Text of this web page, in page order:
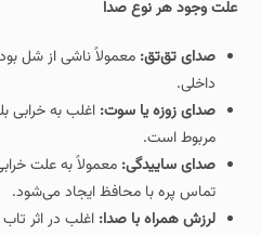
علت وجود هر نوع صدا
صدای تق‌تق: معمولاً ناشی از شل
داخلی.
صدای زوزه یا سوت: اغلب به خرابی
مربوط است.
صدای ساییدگی: معمولاً به علت
تماس پره با محافظ ایجاد می‌شود.
لرزش همراه با صدا: اغلب در اثر